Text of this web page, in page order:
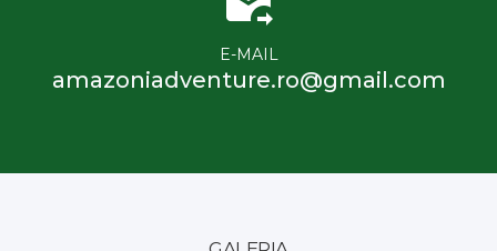
E-MAIL
amazoniadventure.ro@gmail.com